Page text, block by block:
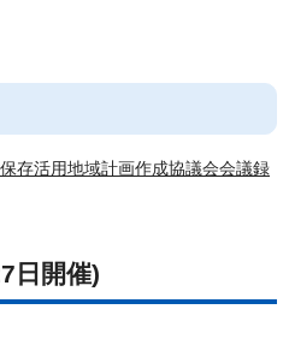
存活用地域計画作成協議会会議録
日開催)